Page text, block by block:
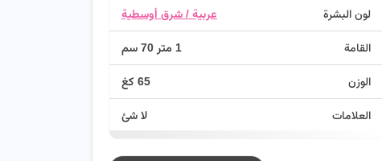
لون البشرة عربية / شرق أوسطية
القامة 1 متر 70 سم
الوزن 65 كغ
العلامات لا شئ